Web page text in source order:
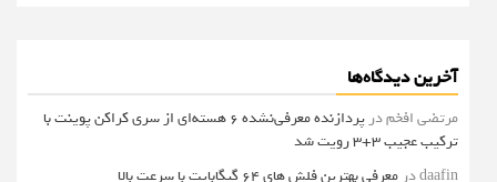
آخرین دیدگاه‌ها
مرتضی افخمدر
پردازنده معرفی‌نشده 6 هسته‌ای از سری کراکن پوینت با
ترکیب عجیب 3+3 رویت شد
daafinدر معرفی بهترین فلش های 64 گیگابایت با سرعت بالا